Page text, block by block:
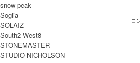
生産国
洗濯表記
裏地 / 透
け感
透け感あり
備考 メール便 利用可
snow peak
Soglia
SOLAIZ
South2 West8
STONEMASTER
STUDIO NICHOLSON